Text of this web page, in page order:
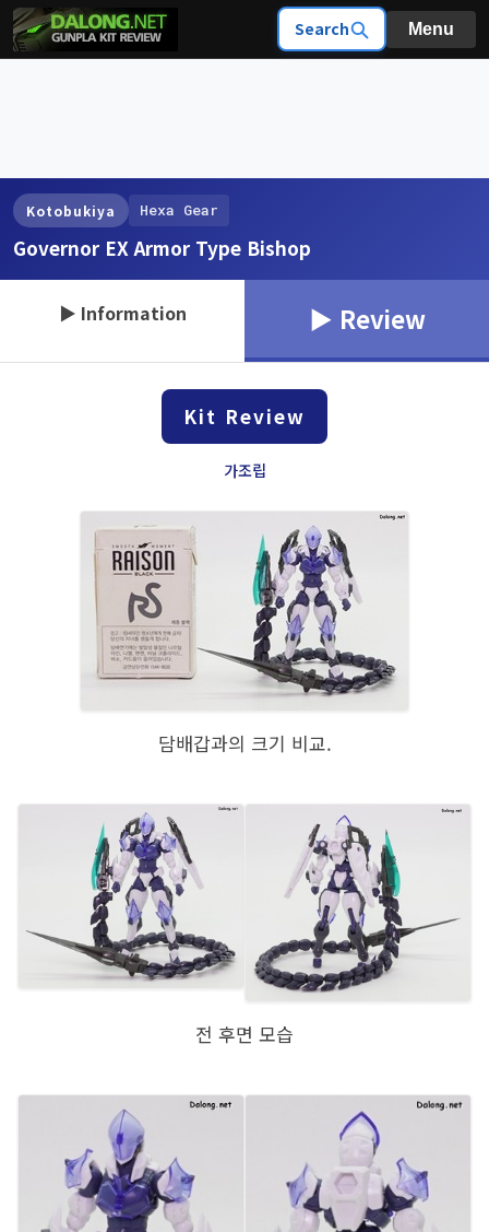
Search Menu
Kotobukiya Hexa Gear
Governor EX Armor Type Bishop
▶ Information ▶ Review
Kit Review
가조립
담배갑과의 크기 비교.
전 후면 모습